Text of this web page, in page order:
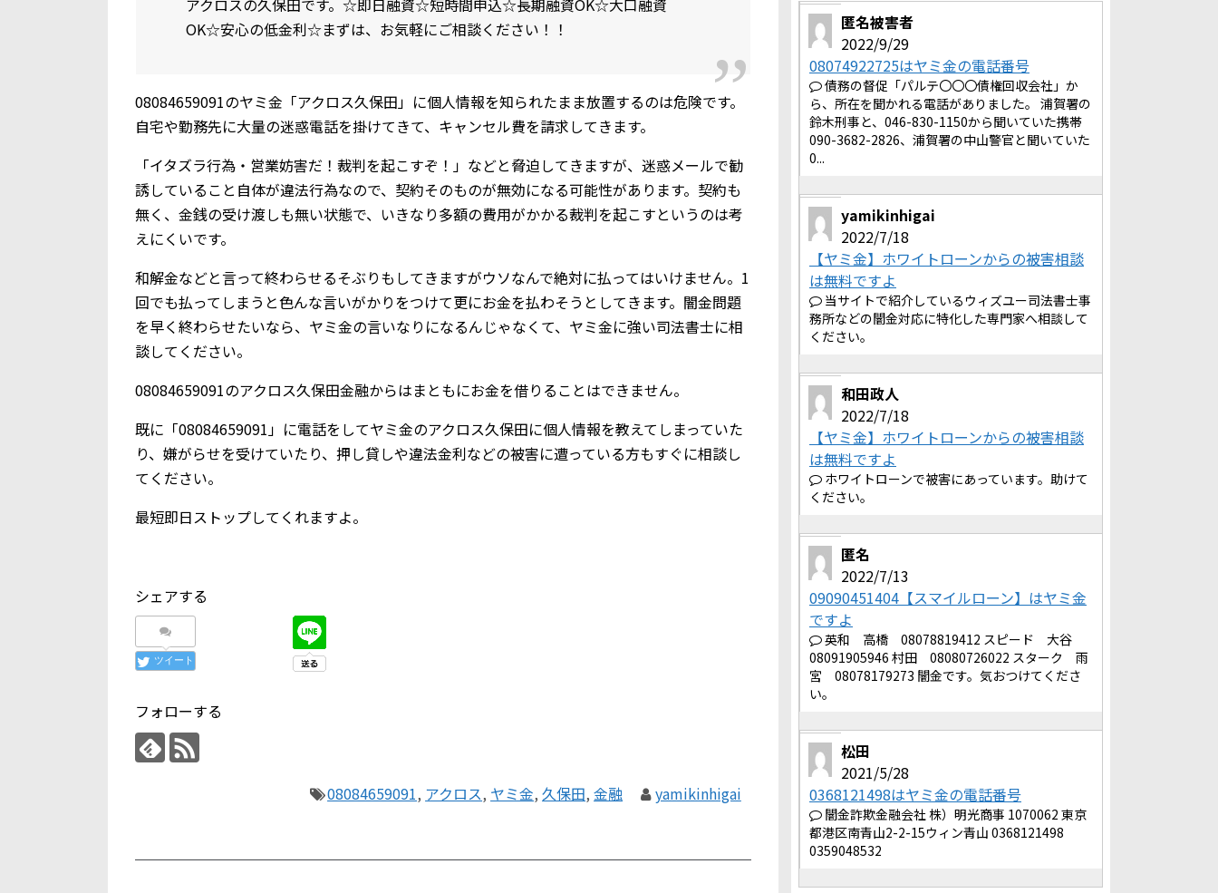
OK☆安心の低金利☆まずは、お気軽にご相談ください！！
08084659091のヤミ金「アクロス久保田」に個人情報を知られたまま放置するのは危険です。
自宅や勤務先に大量の迷惑電話を掛けてきて、キャンセル費を請求してきます。
「イタズラ行為・営業妨害だ！裁判を起こすぞ！」などと脅迫してきますが、迷惑メールで勧
誘していること自体が違法行為なので、契約そのものが無効になる可能性があります。契約も
無く、金銭の受け渡しも無い状態で、いきなり多額の費用がかかる裁判を起こすというのは考
えにくいです。
和解金などと言って終わらせるそぶりもしてきますがウソなんで絶対に払ってはいけません。1
回でも払ってしまうと色んな言いがかりをつけて更にお金を払わそうとしてきます。闇金問題
を早く終わらせたいなら、ヤミ金の言いなりになるんじゃなくて、ヤミ金に強い司法書士に相
談してください。
08084659091のアクロス久保田金融からはまともにお金を借りることはできません。
既に「08084659091」に電話をしてヤミ金のアクロス久保田に個人情報を教えてしまっていた
り、嫌がらせを受けていたり、押し貸しや違法金利などの被害に遭っている方もすぐに相談し
てください。
最短即日ストップしてくれますよ。
シェアする
ツイート
フォローする
08084659091, アクロス, ヤミ金,久保田,金融 yamikinhigai
匿名被害者
2022/9/29
08074922725はヤミ金の電話番号
債務の督促「パルテ〇〇〇債権回収会社」か
ら、所在を聞かれる電話がありました。 浦賀署の
鈴木刑事と、046-830-1150から聞いていた携帯
090-3682-2826、浦賀署の中山警官と聞いていた
0...
yamikinhigai
2022/7/18
【ヤミ金】ホワイトローンからの被害相談
は無料ですよ
当サイトで紹介しているウィズユー司法書士事
務所などの闇金対応に特化した専門家へ相談して
ください。
和田政人
2022/7/18
【ヤミ金】ホワイトローンからの被害相談
は無料ですよ
ホワイトローンで被害にあっています。助けて
ください。
匿名
2022/7/13
09090451404【スマイルローン】はヤミ金
ですよ
英和 高橋 08078819412 スピード 大谷
08091905946 村田 08080726022 スターク 雨
宮 08078179273 闇金です。気おつけてくださ
い。
松田
2021/5/28
0368121498はヤミ金の電話番号
闇金詐欺金融会社 株）明光商事 1070062 東京
都港区南青山2-2-15ウィン青山 0368121498
0359048532